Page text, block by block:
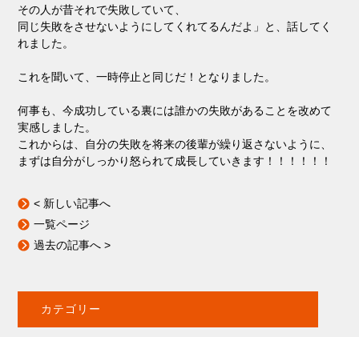
その人が昔それで失敗していて、
同じ失敗をさせないようにしてくれてるんだよ」と、話してく
れました。
これを聞いて、一時停止と同じだ！となりました。
何事も、今成功している裏には誰かの失敗があることを改めて
実感しました。
これからは、自分の失敗を将来の後輩が繰り返さないように、
まずは自分がしっかり怒られて成長していきます！！！！！！
< 新しい記事へ
一覧ページ
過去の記事へ >
カテゴリー